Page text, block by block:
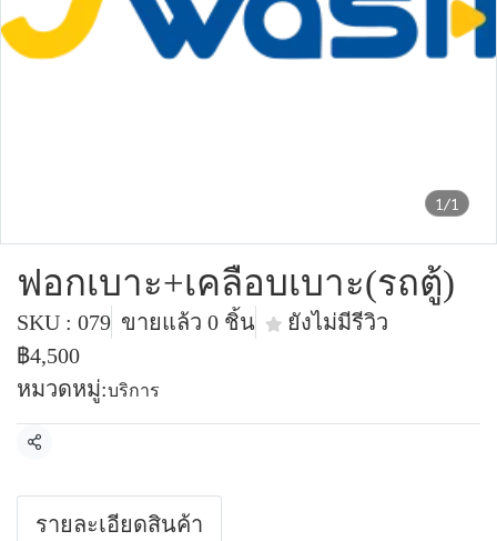
1/1
ฟอกเบาะ+เคลือบเบาะ(รถตู้)
SKU : 079 ขายแล้ว 0 ชิ้น
ยังไม่มีรีวิว
฿4,500
หมวดหมู่:บริการ
แชร์
รายละเอียดสินค้า